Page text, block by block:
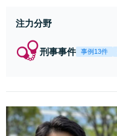
注力分野
刑事事件 事例13件